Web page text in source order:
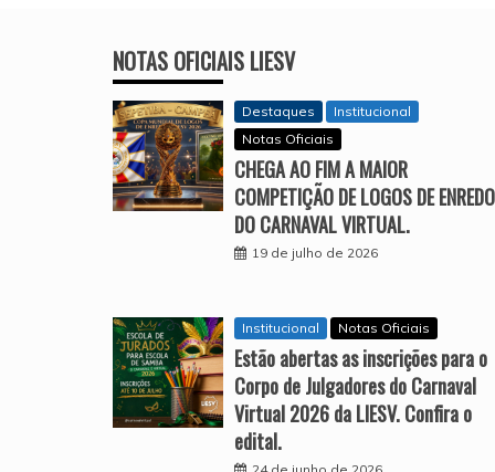
NOTAS OFICIAIS LIESV
Destaques
Institucional
Notas Oficiais
CHEGA AO FIM A MAIOR
COMPETIÇÃO DE LOGOS DE ENREDO
DO CARNAVAL VIRTUAL.
19 de julho de 2026
Institucional Notas Oficiais
Estão abertas as inscrições para o
Corpo de Julgadores do Carnaval
Virtual 2026 da LIESV. Confira o
edital.